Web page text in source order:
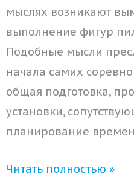
мыслях возникают
выполнение фигур
Подобные мысли
начала самих
общая подготовка,
установки,
планирование
Читать полностью »